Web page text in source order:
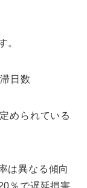
。
日数
められている
は異なる傾向
％で遅延損害